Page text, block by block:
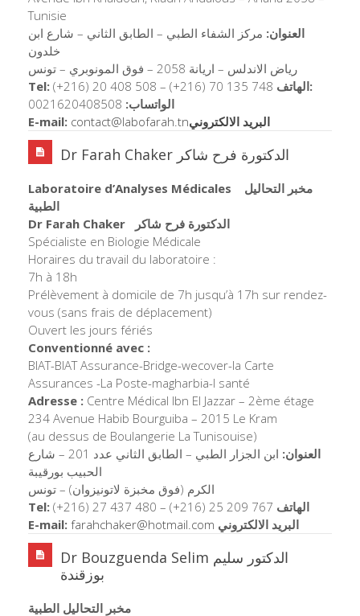
Tunisie
العنوان: مركز الشفاء الطبي – الطابق الثاني – شارع ابن
خلدون
رياض الاندلس – اريانة 2058 – فوق المونوبري – تونس
Tel: (+216) 20 408 508 – (+216) 70 135 748
الهاتف:
الواتساب:
E-mail: contact@labofarah.tnالبريد الالكتروني
Dr Farah Chaker الدكتورة فرح شاكر
Laboratoire d’Analyses Médicales مخبر التحاليل
الطبية
Dr Farah Chaker
الدكتورة فرح شاكر
Spécialiste en Biologie Médicale
Horaires du travail du laboratoire :
7h à 18h
Prélèvement à domicile de 7h jusqu’à 17h sur rendez-
vous (sans frais de déplacement)
Ouvert les jours fériés
Conventionné avec :
BIAT-BIAT Assurance-Bridge-wecover-la Carte
Assurances -La Poste-magharbia-I santé
Adresse : Centre Médical Ibn El Jazzar – 2ème étage
234 Avenue Habib Bourguiba – 2015 Le Kram
(au dessus de Boulangerie La Tunisouise)
العنوان:
ابن الجزار الطبي – الطابق الثاني عدد 201 – شارع
الحبيب بورقيبة
الكرم (فوق مخبزة لاتونيزوان) – تونس
Tel: (+216) 27 437 480 – (+216) 25 209 767 الهاتف
E-mail: farahchaker@hotmail. com البريد الالكتروني
Dr Bouzguenda Selim الدكتور سليم
بوزقندة